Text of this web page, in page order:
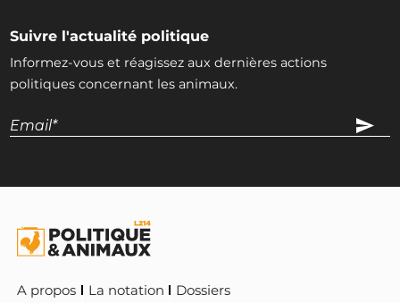
Michel Destot
INTERPELLEZ-LE
François Brottes
Suivre l'actualité politique
Informez-vous et réagissez aux dernières actions
politiques concernant les animaux.
A propos La notation Dossiers